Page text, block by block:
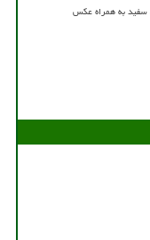
سفید به همراه عکس